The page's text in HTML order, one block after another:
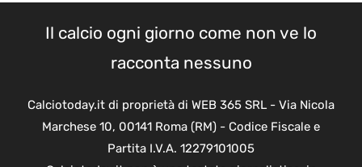
Il calcio ogni giorno come non ve lo
racconta nessuno
Calciotoday.it di proprietà di WEB 365 SRL - Via Nicola
Marchese 10, 00141 Roma (RM) - Codice Fiscale e
Partita I.V.A. 12279101005